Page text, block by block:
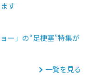
す
ー」の“足梗塞”特集が
一覧を見る